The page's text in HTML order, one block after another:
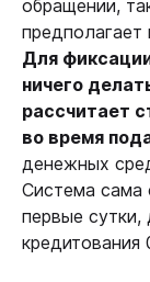
обращении,
предполагает
Для
ничего
рассчитает
во время
денежных
Система сама
первые сутки,
кредитования